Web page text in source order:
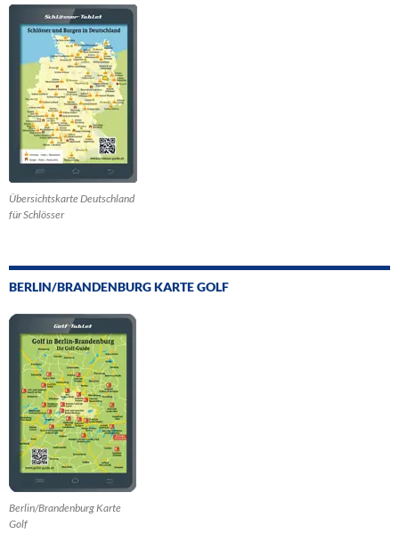
Übersichtskarte Deutschland
für Schlösser
BERLIN/BRANDENBURG KARTE GOLF
Berlin/Brandenburg Karte
Golf